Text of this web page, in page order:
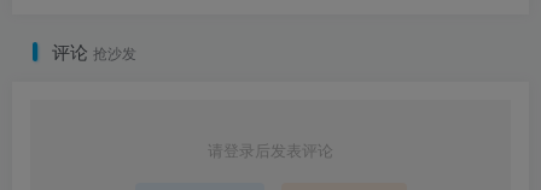
评论 抢沙发
请登录后发表评论